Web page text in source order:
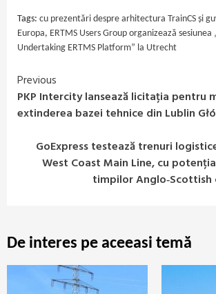
Tags: cu prezentări despre arhitectura TrainCS și
Europa, ERTMS Users Group organizează sesiunea
Undertaking ERTMS Platform” la Utrecht
Continue
Reading
Previous
PKP Intercity lansează licitația pentru
extinderea bazei tehnice din Lublin
GoExpress testează trenuri
West Coast Main Line, cu
timpilor Anglo‑Scottish
De interes pe aceeasi temă